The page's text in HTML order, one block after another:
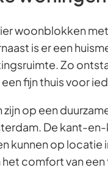
woonblokken
is er een
Zo
fijn thuis voor
zijn op een
De kant-
kunnen op
comfort van